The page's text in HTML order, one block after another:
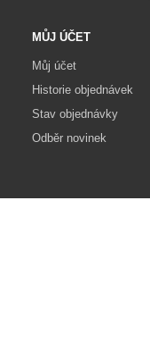
MŮJ ÚČET
Můj účet
Historie objednávek
Stav objednávky
Odběr novinek